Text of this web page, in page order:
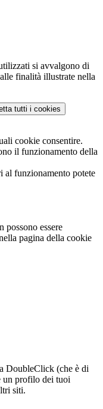
si avvalgono di
finalità illustrate nella
tutti i cookies
cookie consentire.
il funzionamento della
al funzionamento potete
possono essere
pagina della cookie
DoubleClick (che è di
un profilo dei tuoi
siti.